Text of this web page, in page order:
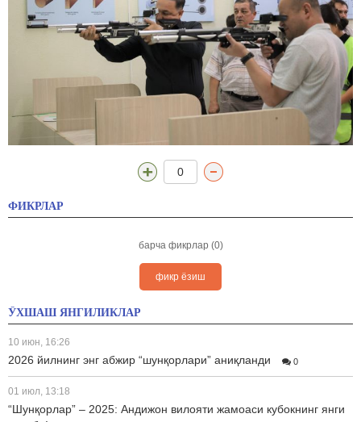
0
ФИКРЛАР
барча фикрлар (0)
фикр ёзиш
ЎХШАШ ЯНГИЛИКЛАР
10 июн, 16:26
2026 йилнинг энг абжир “шунқорлари” аниқланди 0
01 июл, 13:18
“Шунқорлар” – 2025: Андижон вилояти жамоаси кубокнинг янги